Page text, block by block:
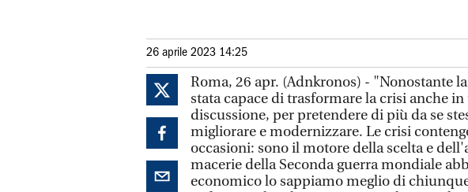
26 aprile 2023 14:25
Roma, 26 apr. (Adnkronos) - "Nonostante
stata capace di trasformare la crisi anche
discussione, per pretendere di più da se
migliorare e modernizzare. Le crisi
occasioni: sono il motore della scelta e
macerie della Seconda guerra mondiale
economico lo sappiamo meglio di